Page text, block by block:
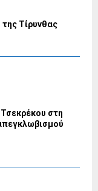
Τίρυνθας
στη